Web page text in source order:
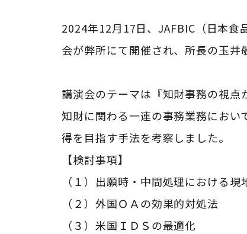
2024年12月 17日、JAFBIC （日本
会が弊所にて開催され、所長の玉井
講演会のテーマは『知財事務の視点
知財に関わる一連の事務業務におい
得を目指す手法を考察しました。
【検討事項】
（１）出願時・中間処理における現
（２）外国ＯＡの効果的対処法
（３）米国ＩＤＳの最適化